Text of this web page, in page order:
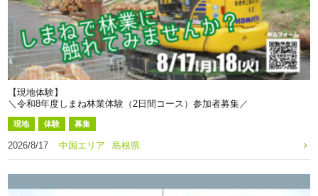
【現地体験】
＼令和8年度しまね林業体験（2日間コース）参加者募集／
現地 体験 募集
2026/8/17 中国エリア 島根県